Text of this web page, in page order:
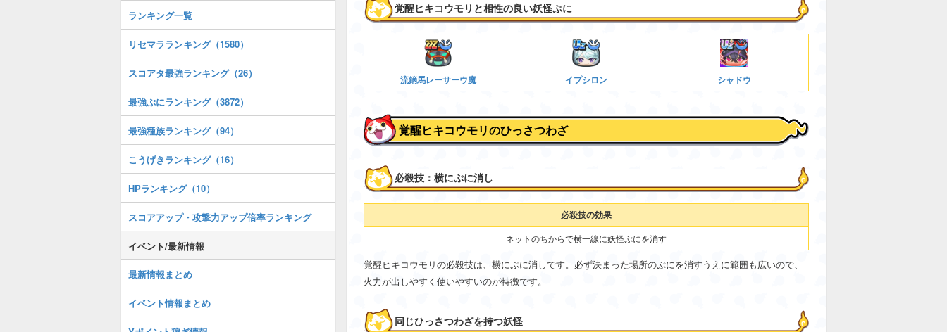
覚醒ヒキコウモリと相性の良い妖怪ぷに
流鏑馬レーサーウ魔 イプシロン シャドウ
覚醒ヒキコウモリのひっさつわざ
必殺技：横にぷに消し
必殺技の効果
ネットのちからで横一線に妖怪ぷにを消す
覚醒ヒキコウモリの必殺技は、横にぷに消しです。必ず決まった場所のぷにを消すうえに範囲も広いので、
火力が出しやすく使いやすいのが特徴です。
同じひっさつわざを持つ妖怪
ランキング一覧
リセマラランキング（1580）
スコアタ最強ランキング（26）
最強ぷにランキング（3872）
最強種族ランキング（94）
こうげきランキング（16）
HPランキング（10）
スコアアップ・攻撃力アップ倍率ランキング
イベント/最新情報
最新情報まとめ
イベント情報まとめ